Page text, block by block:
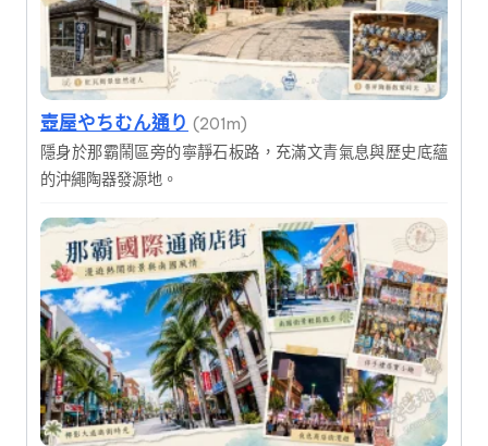
壺屋やちむん通り (201m)
隱身於那霸鬧區旁的寧靜石板路，充滿文青氣息與歷史底蘊
的沖繩陶器發源地。